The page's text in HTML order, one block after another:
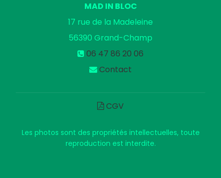
MAD IN BLOC
17 rue de la Madeleine
56390 Grand-Champ
06 47 86 20 06
Contact
CGV
Les photos sont des propriétés intellectuelles, toute
reproduction est interdite.